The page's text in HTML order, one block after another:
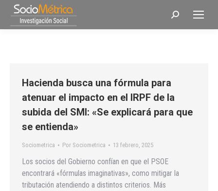
Buscar:
Hacienda busca una fórmula para
atenuar el impacto en el IRPF de la
subida del SMI: «Se explicará para que
se entienda»
Sociometrica Por Sociometrica 13 febrero, 2025
Los socios del Gobierno confían en que el PSOE
encontrará «fórmulas imaginativas», como mitigar la
tributación atendiendo a distintos criterios. Más